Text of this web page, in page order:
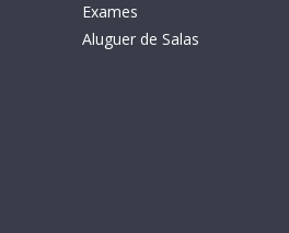
Exames
Aluguer de Salas